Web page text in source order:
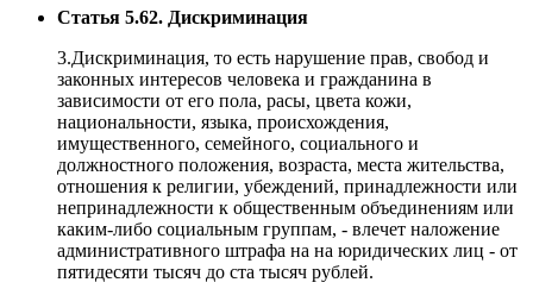
Статья 5.62. Дискриминация
3.Дискриминация, то есть нарушение прав, свобод и
законных интересов человека и гражданина в
зависимости от его пола, расы, цвета кожи,
национальности, языка, происхождения,
имущественного, семейного, социального и
должностного положения, возраста, места жительства,
отношения к религии, убеждений, принадлежности или
непринадлежности к общественным объединениям или
каким-либо социальным группам, - влечет наложение
административного штрафа на на юридических лиц - от
пятидесяти тысяч до ста тысяч рублей.